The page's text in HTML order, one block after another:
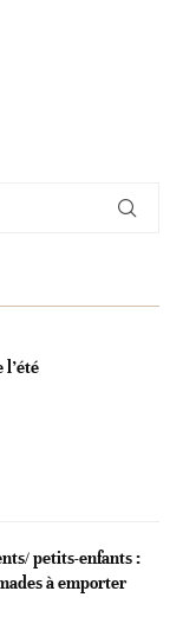
l’été
petits-enfants :
à emporter